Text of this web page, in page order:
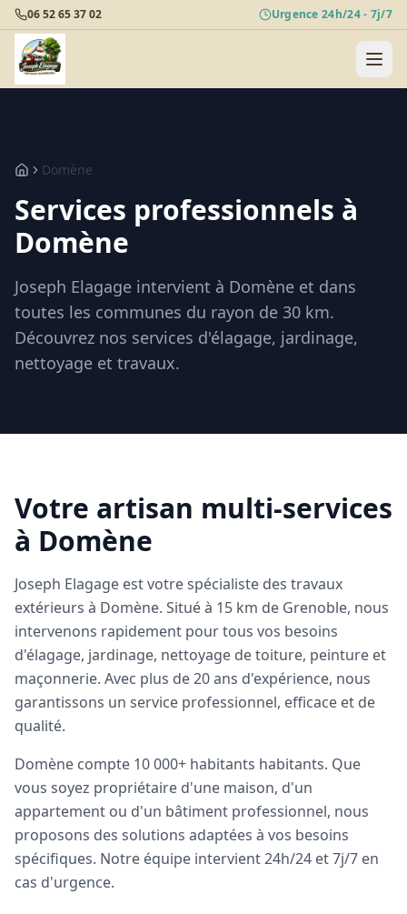
06 52 65 37 02 Urgence 24h/24 - 7j/7
Domène
Services professionnels à
Domène
Joseph Elagage intervient à Domène et dans
toutes les communes du rayon de 30 km.
Découvrez nos services d'élagage, jardinage,
nettoyage et travaux.
Votre artisan multi-services
à Domène
Joseph Elagage est votre spécialiste des travaux
extérieurs à Domène. Situé à 15 km de Grenoble, nous
intervenons rapidement pour tous vos besoins
d'élagage, jardinage, nettoyage de toiture, peinture et
maçonnerie. Avec plus de 20 ans d'expérience, nous
garantissons un service professionnel, efficace et de
qualité.
Domène compte 10 000+ habitants habitants. Que
vous soyez propriétaire d'une maison, d'un
appartement ou d'un bâtiment professionnel, nous
proposons des solutions adaptées à vos besoins
spécifiques. Notre équipe intervient 24h/24 et 7j/7 en
cas d'urgence.